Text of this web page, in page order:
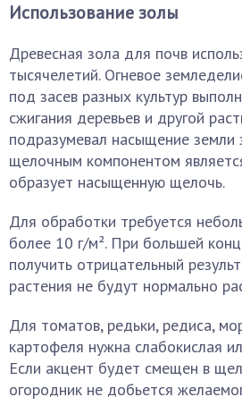
Использование золы
Древесная зола для почв
тысячелетий. Огневое
под засев разных культур
сжигания деревьев и другой
подразумевал насыщение земли
щелочным компонентом
образует насыщенную щелочь.
Для обработки требуется
более 10 г/м². При большей
получить отрицательный
растения не будут нормально
Для томатов, редьки, редиса,
картофеля нужна слабокислая
Если акцент будет смещен в
огородник не добьется